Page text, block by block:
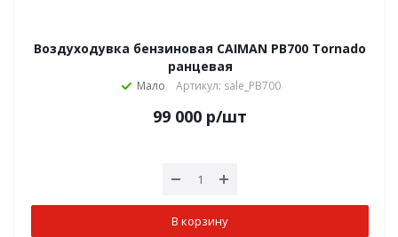
Воздуходувка бензиновая CAIMAN PB700 Tornado
ранцевая
Мало Артикул: sale_PB700
99 000 р/шт
В корзину